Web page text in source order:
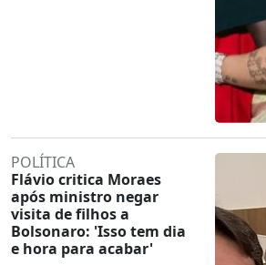
POLÍTICA
Flávio critica Moraes
após ministro negar
visita de filhos a
Bolsonaro: 'Isso tem dia
e hora para acabar'